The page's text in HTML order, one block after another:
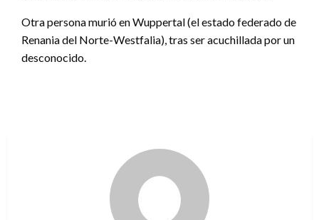
Otra persona murió en Wuppertal (el estado federado de
Renania del Norte-Westfalia), tras ser acuchillada por un
desconocido.